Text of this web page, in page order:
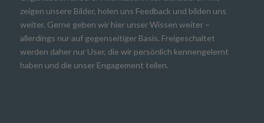
zeigen unsere Bilder, holen uns Feedback und bilden uns
weiter. Gerne geben wir hier unser Wissen weiter –
allerdings nur auf gegenseitiger Basis. Freigeschaltet
werden daher nur User, die wir persönlich kennengelernt
haben und die unser Engagement teilen.